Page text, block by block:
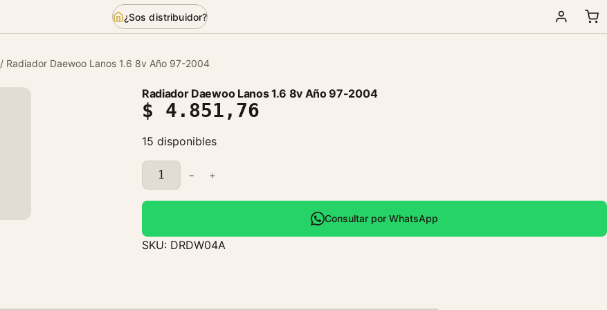
¿Sos distribuidor?
/ Radiador Daewoo Lanos 1.6 8v Año 97-2004
Radiador Daewoo Lanos 1.6 8v Año 97-2004
$ 4.851,76
15 disponibles
R
a
d
a
d
− +
Consultar por WhatsApp
SKU: DRDW04A